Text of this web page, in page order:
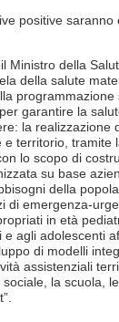
positive
Ministro della
della salute
garantire la
la realizzazione
territorio, tramite
lo scopo di
su base
della
di emergenza-
in età
e agli adolescenti
di modelli
assistenziali
sociale, la scuola,